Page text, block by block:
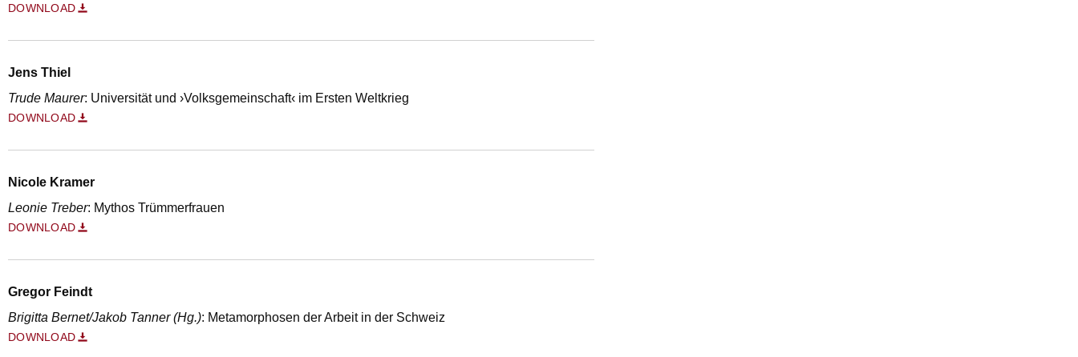
DOWNLOAD
Jens Thiel
Trude Maurer: Universität und ›Volksgemeinschaft‹ im Ersten Weltkrieg
DOWNLOAD
Nicole Kramer
Leonie Treber: Mythos Trümmerfrauen
DOWNLOAD
Gregor Feindt
Brigitta Bernet/Jakob Tanner (Hg.): Metamorphosen der Arbeit in der Schweiz
DOWNLOAD